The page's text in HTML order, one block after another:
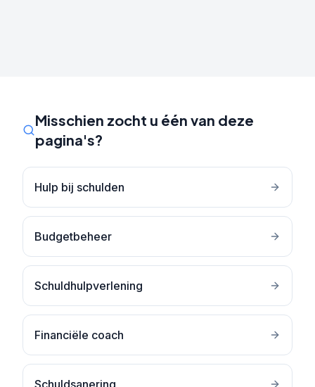
Misschien zocht u één van deze
pagina's?
Hulp bij schulden
Budgetbeheer
Schuldhulpverlening
Financiële coach
Schuldsanering